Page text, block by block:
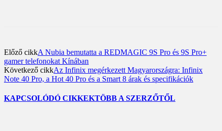
Előző cikkA Nubia bemutatta a REDMAGIC 9S Pro és 9S Pro+
gamer telefonokat Kínában
Következő cikkAz Infinix megérkezett Magyarországra: Infinix
Note 40 Pro, a Hot 40 Pro és a Smart 8 árak és specifikációk
KAPCSOLÓDÓ CIKKEKTÖBB A SZERZŐTŐL